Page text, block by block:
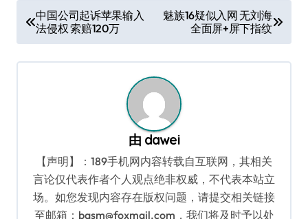
章
导
中国公司起诉苹果输入
法侵权 索赔120万
魅族16疑似入网 无刘海
全面屏+屏下指纹
由 dawei
【声明】：189手机网内容转载自互联网，其相关
言论仅代表作者个人观点绝非权威，不代表本站立
场。如您发现内容存在版权问题，请提交相关链接
至邮箱：bqsm@foxmail.com，我们将及时予以处